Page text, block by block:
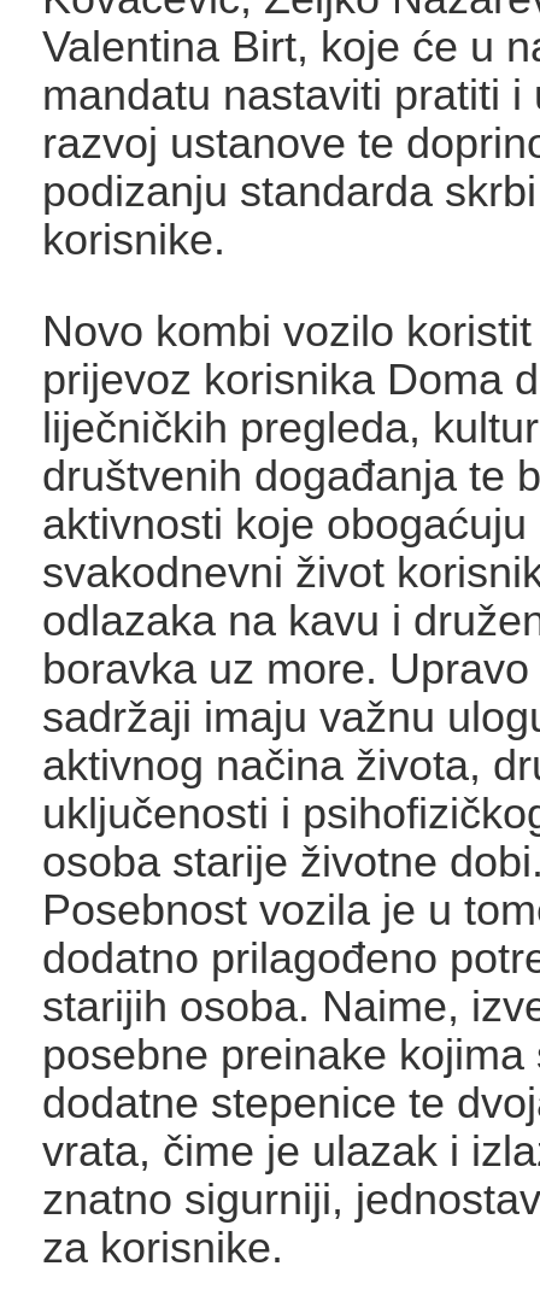
Valentina Birt, koje će u
mandatu nastaviti pratiti i
razvoj ustanove te
podizanju standarda
korisnike.
Novo kombi vozilo
prijevoz korisnika Doma
liječničkih pregleda,
društvenih događanja te
aktivnosti koje obogaćuju
svakodnevni život
odlazaka na kavu i
boravka uz more.
sadržaji imaju važnu
aktivnog načina života,
uključenosti i
osoba starije životne
Posebnost vozila je u
dodatno prilagođeno
starijih osoba. Naime,
posebne preinake
dodatne stepenice te
vrata, čime je ulazak i
znatno sigurniji,
za korisnike.